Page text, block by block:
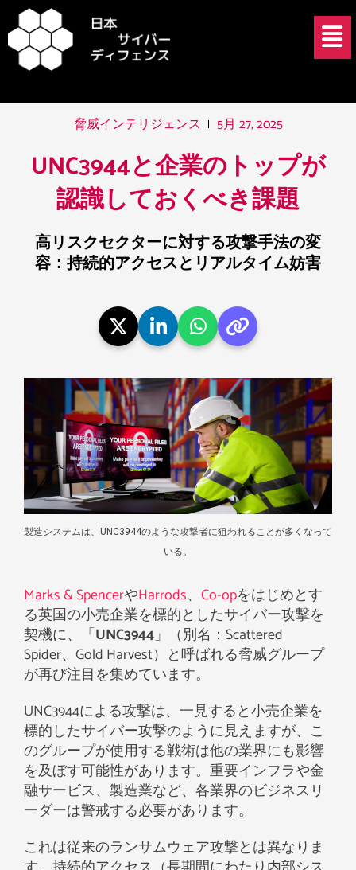
容
を
ッ
メ
ニ
ュ
脅威インテリジェンス 5月 27, 2025
UNC3944と企業のトップが
認識しておくべき課題
高リスクセクターに対する攻撃手法の変
容：持続的アクセスとリアルタイム妨害
製造システムは、UNC3944のような攻撃者に狙われることが多くなって
いる。
Marks & SpencerやHarrods、 Co-opをはじめとす
る英国の小売企業を標的としたサイバー攻撃を
契機に、「UNC3944」（別名：Scattered
Spider、Gold Harvest）と呼ばれる脅威グループ
が再び注目を集めています。
UNC3944による攻撃は、一見すると小売企業を
標的したサイバー攻撃のように見えますが、こ
のグループが使用する戦術は他の業界にも影響
を及ぼす可能性があります。重要インフラや金
融サービス、製造業など、各業界のビジネスリ
ーダーは警戒する必要があります。
これは従来のランサムウェア攻撃とは異なりま
投
稿
ナ
ビ
ー